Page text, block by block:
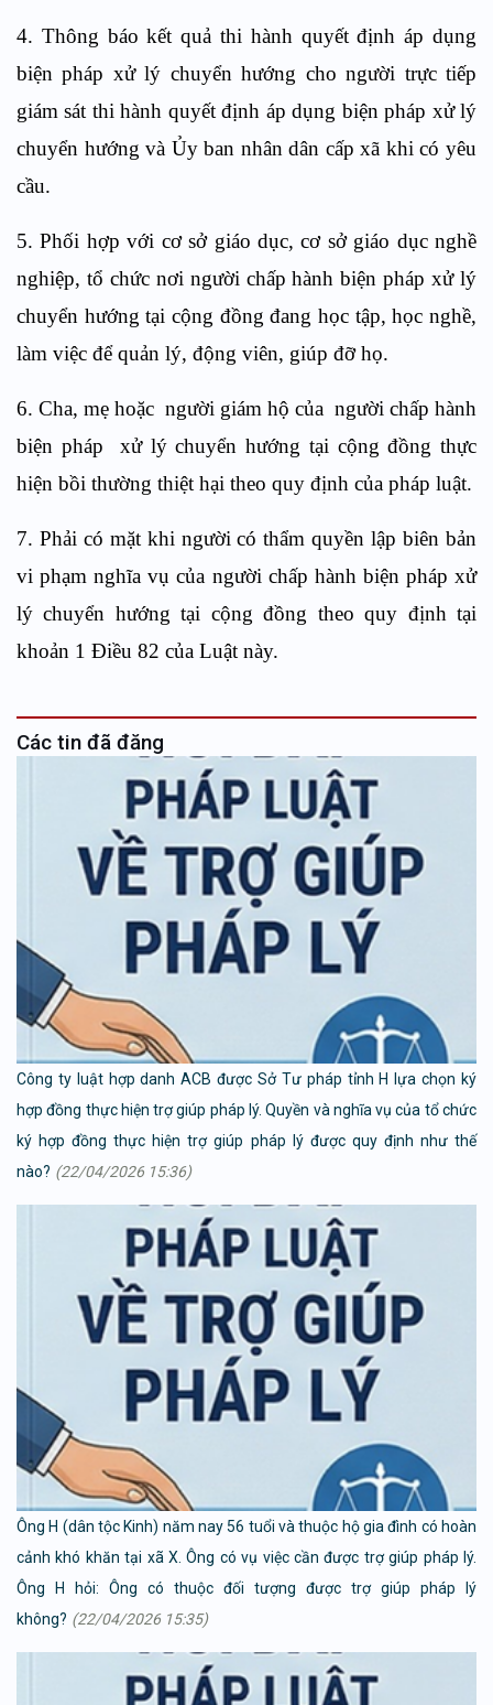
4. Thông báo kết quả thi hành quyết định áp dụng
biện pháp xử lý chuyển hướng cho người trực tiếp
giám sát thi hành quyết định áp dụng biện pháp xử lý
chuyển hướng và Ủy ban nhân dân cấp xã khi có yêu
cầu.
5. Phối hợp với cơ sở giáo dục, cơ sở giáo dục nghề
nghiệp, tổ chức nơi người chấp hành biện pháp xử lý
chuyển hướng tại cộng đồng đang học tập, học nghề,
làm việc để quản lý, động viên, giúp đỡ họ.
6. Cha, mẹ hoặc người giám hộ của người chấp hành
biện pháp xử lý chuyển hướng tại cộng đồng thực
hiện bồi thường thiệt hại theo quy định của pháp luật.
7. Phải có mặt khi người có thẩm quyền lập biên bản
vi phạm nghĩa vụ của người chấp hành biện pháp xử
lý chuyển hướng tại cộng đồng theo quy định tại
khoản 1 Điều 82 của Luật này.
Các tin đã đăng
Công ty luật hợp danh ACB được Sở Tư pháp tỉnh H lựa chọn ký
hợp đồng thực hiện trợ giúp pháp lý. Quyền và nghĩa vụ của tổ chức
ký hợp đồng thực hiện trợ giúp pháp lý được quy định như thế
nào? (22/04/2026 15:36)
Ông H (dân tộc Kinh) năm nay 56 tuổi và thuộc hộ gia đình có hoàn
cảnh khó khăn tại xã X. Ông có vụ việc cần được trợ giúp pháp lý.
Ông H hỏi: Ông có thuộc đối tượng được trợ giúp pháp lý
không? (22/04/2026 15:35)